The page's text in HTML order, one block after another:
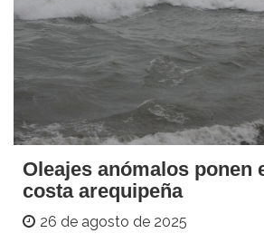
Oleajes anómalos ponen
costa arequipeña
26 de agosto de 2025